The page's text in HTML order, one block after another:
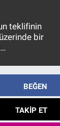
teklifinin
bir
BEĞEN
TAKIP ET